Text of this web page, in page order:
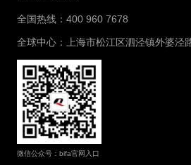
全国热线：400 960 7678
全球中心：上海市松江区泗泾镇外婆泾
微信公众号：bifa官网入口